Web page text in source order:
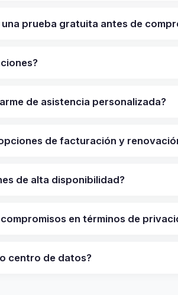
prueba gratuita antes de
de asistencia personalizada?
de facturación y
de alta disponibilidad?
compromisos en términos de
centro de datos?